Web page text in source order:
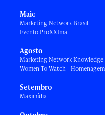
Maio
Marketing Network Brasil
Evento ProXXIma
Agosto
Marketing Network Knowledge
Women To Watch - Homenagem
Setembro
Maximídia